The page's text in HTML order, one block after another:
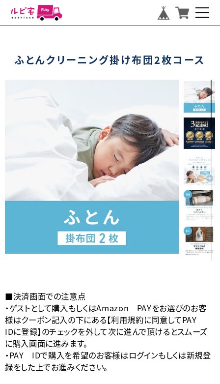
ふとんクリーニング掛け布団2枚コース
■決済画面での注意点
・ゲストとして購入もしくはAmazon PAYをお選びのお客
様はクーポン記入の下にある【利用規約に同意してPAY
IDに登録】のチェックを外して次に進んで頂けるとスムーズ
に購入画面に進みます。
・PAY IDで購入を希望のお客様はログインもしくは新規登
録をした上でお進みください。